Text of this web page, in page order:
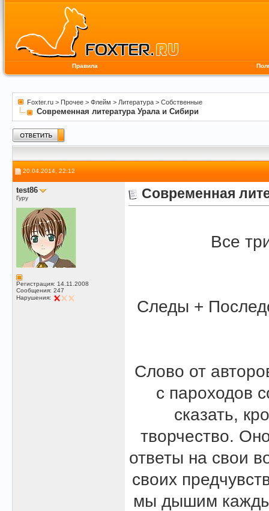
Правила
Foxter.ru > Прочее > Флейм > Литература > Собственные
Современная литература Урала и Сибири
20.04.2014, 22:12
test86
Гуру
Регистрация: 14.11.2008
Сообщения: 247
Нарушения:
Современная
Все
Следы +
Слово от
с пароходов
сказать,
творчество.
ответы на свои
своих
мы дышим